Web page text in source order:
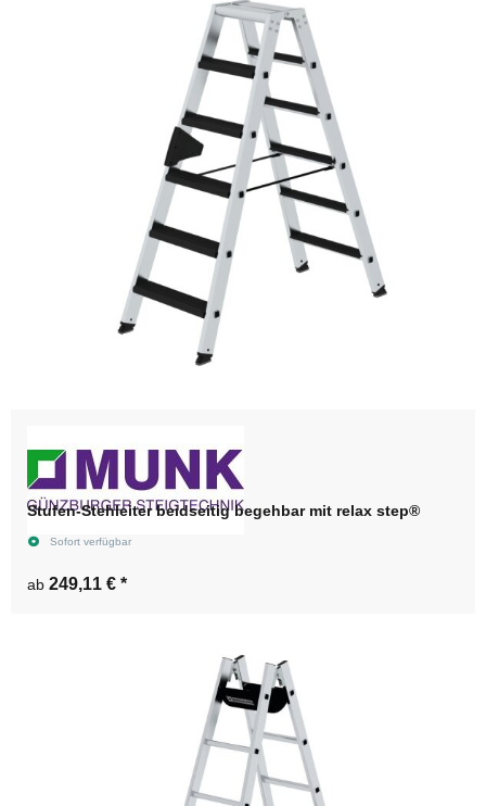
Stufen-Stehleiter beidseitig begehbar mit relax step®
Sofort verfügbar
ab 249,11 € *